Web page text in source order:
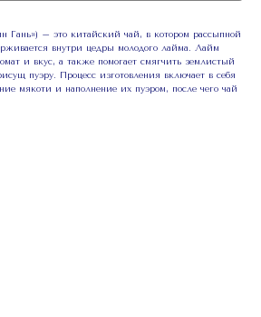
Гань») – это китайский чай, в котором рассыпной
внутри цедры молодого лайма. Лайм
и вкус, а также помогает смягчить землистый
пуэру. Процесс изготовления включает в себя
мякоти и наполнение их пуэром, после чего чай